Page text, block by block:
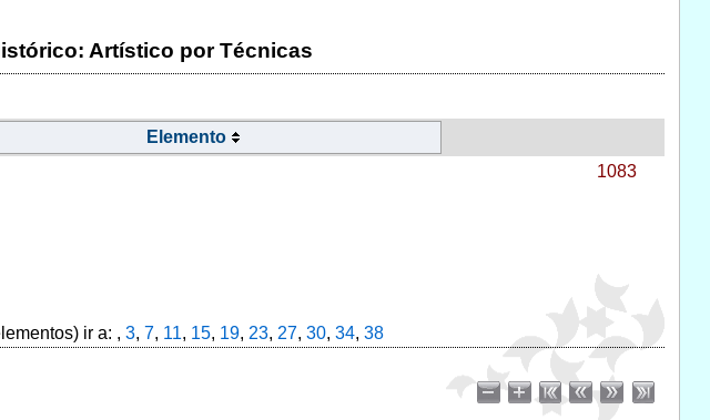
Artístico por Técnicas
Elemento
1083
ir a: , 3, 7, 11, 15, 19, 23, 27, 30, 34, 38